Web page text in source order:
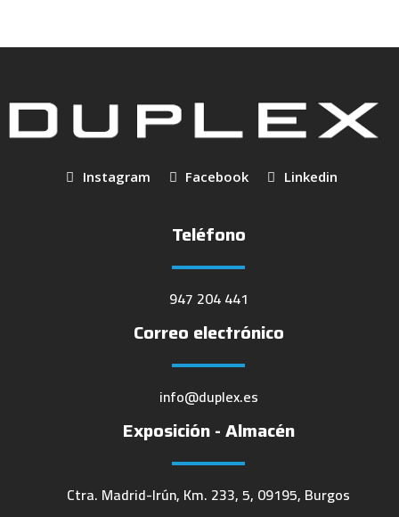
Instagram Facebook Linkedin
Teléfono
947 204 441
Correo electrónico
info@duplex.es
Exposición - Almacén
Ctra. Madrid-Irún, Km. 233, 5, 09195, Burgos